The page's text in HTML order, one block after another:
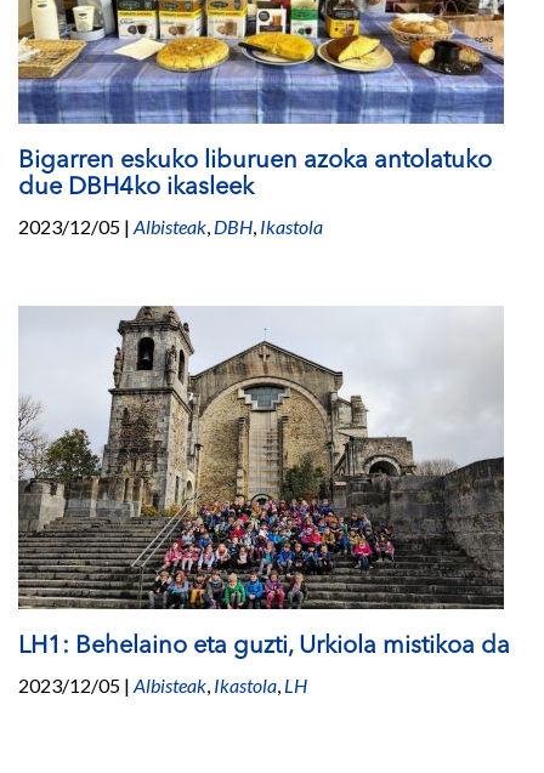
Bigarren eskuko liburuen azoka antolatuko
due DBH4ko ikasleek
2023/12/05 | Albisteak, DBH, Ikastola
LH1: Behelaino eta guzti, Urkiola mistikoa da
2023/12/05 | Albisteak, Ikastola, LH